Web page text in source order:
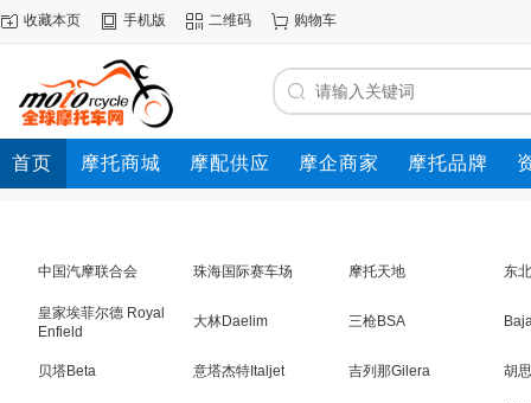
收藏本页 手机版 二维码 购物车
首页 摩托商城 摩配供应 摩企商家 摩托品牌
中国汽摩联合会 珠海国际赛车场 摩托天地 东
皇家埃菲尔德 Royal
Enfield
大林Daelim 三枪BSA
贝塔Beta 意塔杰特Italjet 吉列那Gilera 胡